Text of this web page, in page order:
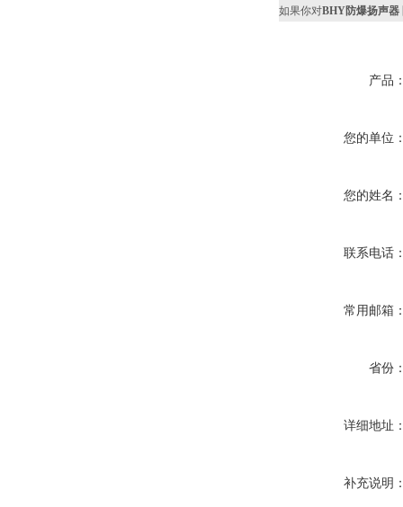
如果你对BHY防爆扬声器
产品
您的单位
您的姓名
联系电话
常用邮箱
省份
详细地址
补充说明